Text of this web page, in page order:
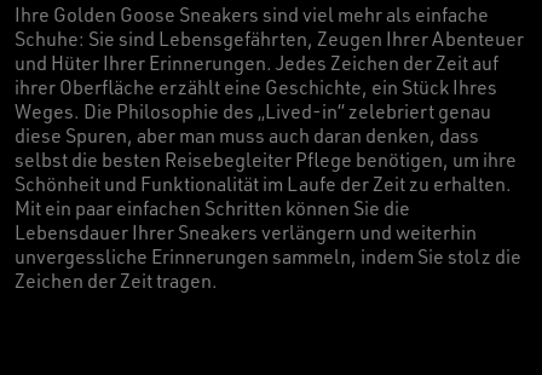
Ihre Golden Goose Sneakers sind viel mehr als einfache
Schuhe: Sie sind Lebensgefährten, Zeugen Ihrer Abenteuer
und Hüter Ihrer Erinnerungen. Jedes Zeichen der Zeit auf
ihrer Oberfläche erzählt eine Geschichte, ein Stück Ihres
Weges. Die Philosophie des „Lived-in“ zelebriert genau
diese Spuren, aber man muss auch daran denken, dass
selbst die besten Reisebegleiter Pflege benötigen, um ihre
Schönheit und Funktionalität im Laufe der Zeit zu erhalten.
Mit ein paar einfachen Schritten können Sie die
Lebensdauer Ihrer Sneakers verlängern und weiterhin
unvergessliche Erinnerungen sammeln, indem Sie stolz die
Zeichen der Zeit tragen.